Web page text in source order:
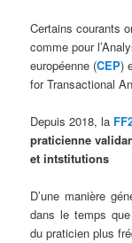
Certains courants
comme pour
européenne (CEP)
for Transactional
Depuis 2018, la
praticienne
et intstitutions
D’une manière
dans le temps
du praticien plus